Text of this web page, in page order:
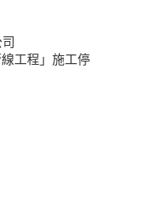
工程」施工停